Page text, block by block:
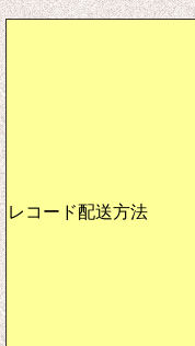
レコード配送方法